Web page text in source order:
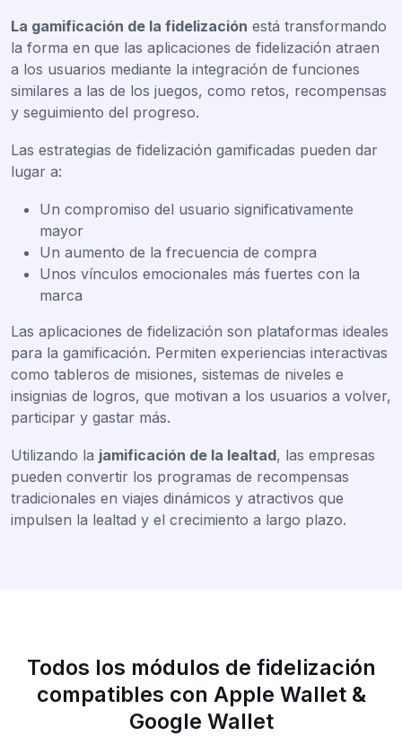
La gamificación de la fidelización está transformando
la forma en que las aplicaciones de fidelización atraen
a los usuarios mediante la integración de funciones
similares a las de los juegos, como retos, recompensas
y seguimiento del progreso.
Las estrategias de fidelización gamificadas pueden dar
lugar a:
Un compromiso del usuario significativamente
mayor
Un aumento de la frecuencia de compra
Unos vínculos emocionales más fuertes con la
marca
Las aplicaciones de fidelización son plataformas ideales
para la gamificación. Permiten experiencias interactivas
como tableros de misiones, sistemas de niveles e
insignias de logros, que motivan a los usuarios a volver,
participar y gastar más.
Utilizando la jamificación de la lealtad, las empresas
pueden convertir los programas de recompensas
tradicionales en viajes dinámicos y atractivos que
impulsen la lealtad y el crecimiento a largo plazo.
Todos los módulos de fidelización
compatibles con Apple Wallet &
Google Wallet